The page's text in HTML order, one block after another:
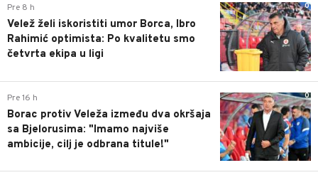
0
Pre 8 h
Velež želi iskoristiti umor Borca, Ibro
Rahimić optimista: Po kvalitetu smo
četvrta ekipa u ligi
0
Pre 16 h
Borac protiv Veleža između dva okršaja
sa Bjelorusima: "Imamo najviše
ambicije, cilj je odbrana titule!"